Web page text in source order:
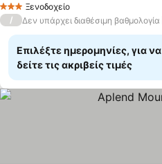
3 ΑστέριαΞενοδοχείο
/ Δεν υπάρχει διαθέσιμη βαθμολογία
Επιλέξτε ημερομηνίες, για να
δείτε τις ακριβείς τιμές